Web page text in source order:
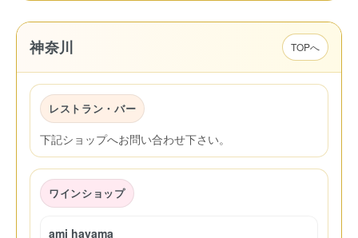
神奈川 TOPへ
レストラン・バー
下記ショップへお問い合わせ下さい。
ワインショップ
ami hayama